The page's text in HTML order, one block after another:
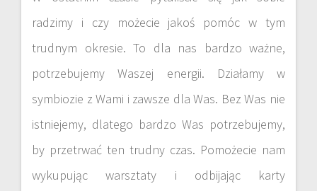
radzimy i czy możecie jakoś pomóc w tym
trudnym okresie. To dla nas bardzo ważne,
potrzebujemy Waszej energii. Działamy w
symbiozie z Wami i zawsze dla Was. Bez Was nie
istniejemy, dlatego bardzo Was potrzebujemy,
by przetrwać ten trudny czas. Pomożecie nam
wykupując warsztaty i odbijając karty